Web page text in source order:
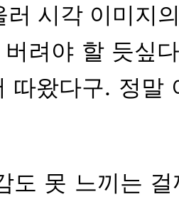
시각 이미지
려야 할 듯싶
왔다구. 정말
도 못 느끼는